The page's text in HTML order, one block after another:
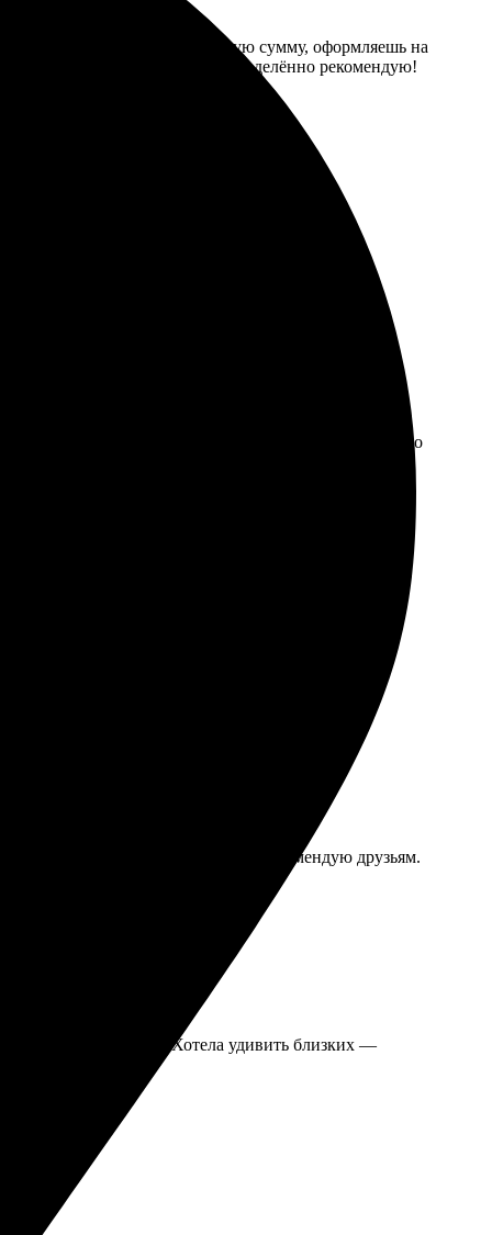
лёгкий: выбираешь нужную сумму, оформляешь на
готовы помочь с выбором. Определённо рекомендую!
на высоте! Рекомендую, помогли с выбором.
вариантов. Удобный сайт, все интуитивно
быстро и в хорошем качестве. Рекомендую друзьям.
без задержек. Хотела удивить близких —